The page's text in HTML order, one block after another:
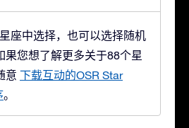
座中选择，也可以选择随机
果您想了解更多关于88个星
意 下载互动的OSR Star
。